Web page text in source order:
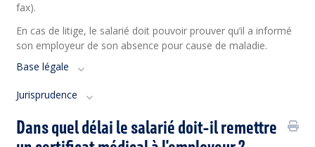
fax).
En cas de litige, le salarié doit pouvoir prouver qu’il a informé
son employeur de son absence pour cause de maladie.
Base légale
Jurisprudence
Dans quel délai le salarié doit-il remettre